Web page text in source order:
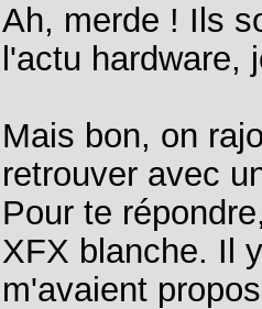
Ah, merde ! Ils
l'actu
Mais bon, on
retrouver avec
Pour te
XFX blanche. Il
m'avaient